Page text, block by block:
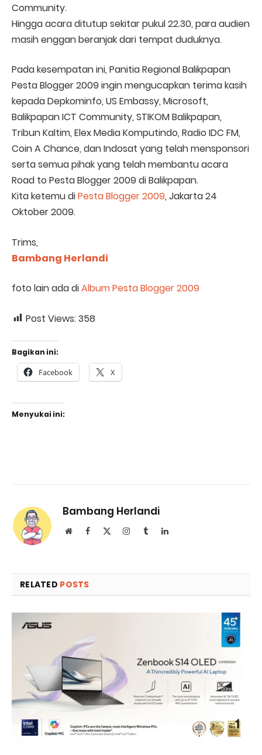
Community.
Hingga acara ditutup sekitar pukul 22.30, para audien
masih enggan beranjak dari tempat duduknya.
Pada kesempatan ini, Panitia Regional Balikpapan
Pesta Blogger 2009 ingin mengucapkan terima kasih
kepada Depkominfo, US Embassy, Microsoft,
Balikpapan ICT Community, STIKOM Balikpapan,
Tribun Kaltim, Elex Media Komputindo, Radio IDC FM,
Coin A Chance, dan Indosat yang telah mensponsori
serta semua pihak yang telah membantu acara
Road to Pesta Blogger 2009 di Balikpapan.
Kita ketemu diPesta Blogger 2009, Jakarta 24
Oktober 2009.
Trims,
Bambang Herlandi
foto lain ada diAlbum Pesta Blogger 2009
Post Views:358
Bagikan ini:
Facebook X
Menyukai ini:
Bambang Herlandi
WebsiteFacebook Instagram
TumblrLinkedIn
RELATED POSTS